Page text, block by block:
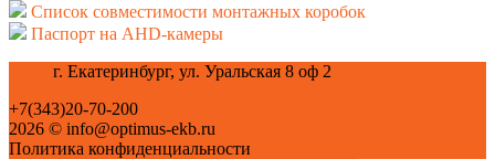
Список совместимости монтажных коробок
Паспорт на AHD-камеры
г. Екатеринбург, ул. Уральская 8 оф 2
+7(343)20-70-200
2026 © info@optimus-ekb.ru
Политика конфиденциальности